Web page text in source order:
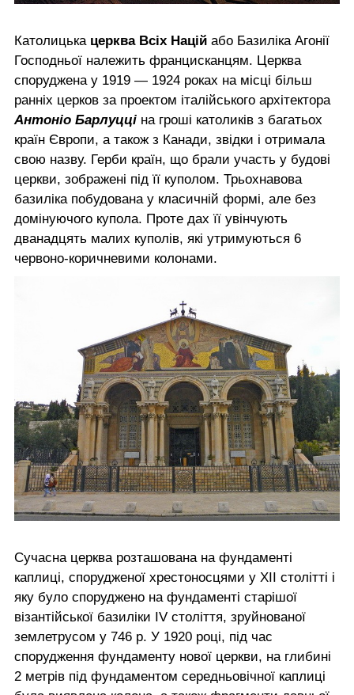
Католицька церква Всіх Націй або Базиліка Агонії
Господньої належить францисканцям. Церква
споруджена у 1919 — 1924 роках на місці більш
ранніх церков за проектом італійського архітектора
Антоніо Барлуцці на гроші католиків з багатьох
країн Європи, а також з Канади, звідки і отримала
свою назву. Герби країн, що брали участь у будові
церкви, зображені під її куполом. Трьохнавова
базиліка побудована у класичній формі, але без
домінуючого купола. Проте дах її увінчують
дванадцять малих куполів, які утримуються 6
червоно-коричневими колонами.
Сучасна церква розташована на фундаменті
каплиці, спорудженої хрестоносцями у XII столітті і
яку було споруджено на фундаменті старішої
візантійської базиліки IV століття, зруйнованої
землетрусом у 746 р. У 1920 році, під час
спорудження фундаменту нової церкви, на глибині
2 метрів під фундаментом середньовічної каплиці